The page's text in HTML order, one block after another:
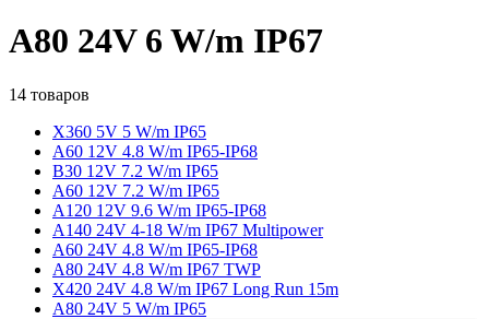
A80 24V 6 W/m IP67
14 товаров
X360 5V 5 W/m IP65
A60 12V 4.8 W/m IP65-IP68
B30 12V 7.2 W/m IP65
A60 12V 7.2 W/m IP65
A120 12V 9.6 W/m IP65-IP68
A140 24V 4-18 W/m IP67 Multipower
A60 24V 4.8 W/m IP65-IP68
A80 24V 4.8 W/m IP67 TWP
X420 24V 4.8 W/m IP67 Long Run 15m
A80 24V 5 W/m IP65